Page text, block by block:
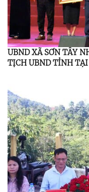
UBND XÃ SƠN TÂY
TỊCH UBND TỈNH